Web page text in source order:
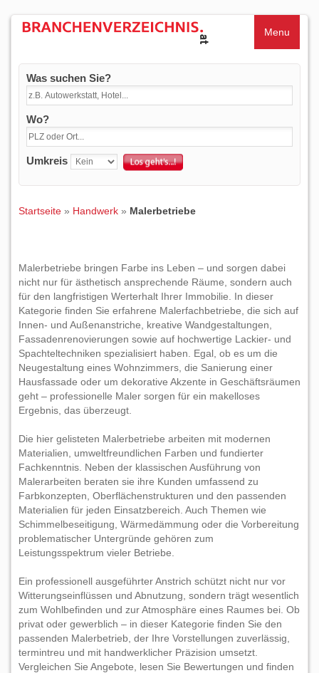
Menu
Was suchen Sie?
Wo?
Umkreis
Startseite » Handwerk » Malerbetriebe
Malerbetriebe bringen Farbe ins Leben – und sorgen dabei
nicht nur für ästhetisch ansprechende Räume, sondern auch
für den langfristigen Werterhalt Ihrer Immobilie. In dieser
Kategorie finden Sie erfahrene Malerfachbetriebe, die sich auf
Innen- und Außenanstriche, kreative Wandgestaltungen,
Fassadenrenovierungen sowie auf hochwertige Lackier- und
Spachteltechniken spezialisiert haben. Egal, ob es um die
Neugestaltung eines Wohnzimmers, die Sanierung einer
Hausfassade oder um dekorative Akzente in Geschäftsräumen
geht – professionelle Maler sorgen für ein makelloses
Ergebnis, das überzeugt.
Die hier gelisteten Malerbetriebe arbeiten mit modernen
Materialien, umweltfreundlichen Farben und fundierter
Fachkenntnis. Neben der klassischen Ausführung von
Malerarbeiten beraten sie ihre Kunden umfassend zu
Farbkonzepten, Oberflächenstrukturen und den passenden
Materialien für jeden Einsatzbereich. Auch Themen wie
Schimmelbeseitigung, Wärmedämmung oder die Vorbereitung
problematischer Untergründe gehören zum
Leistungsspektrum vieler Betriebe.
Ein professionell ausgeführter Anstrich schützt nicht nur vor
Witterungseinflüssen und Abnutzung, sondern trägt wesentlich
zum Wohlbefinden und zur Atmosphäre eines Raumes bei. Ob
privat oder gewerblich – in dieser Kategorie finden Sie den
passenden Malerbetrieb, der Ihre Vorstellungen zuverlässig,
termintreu und mit handwerklicher Präzision umsetzt.
Vergleichen Sie Angebote, lesen Sie Bewertungen und finden